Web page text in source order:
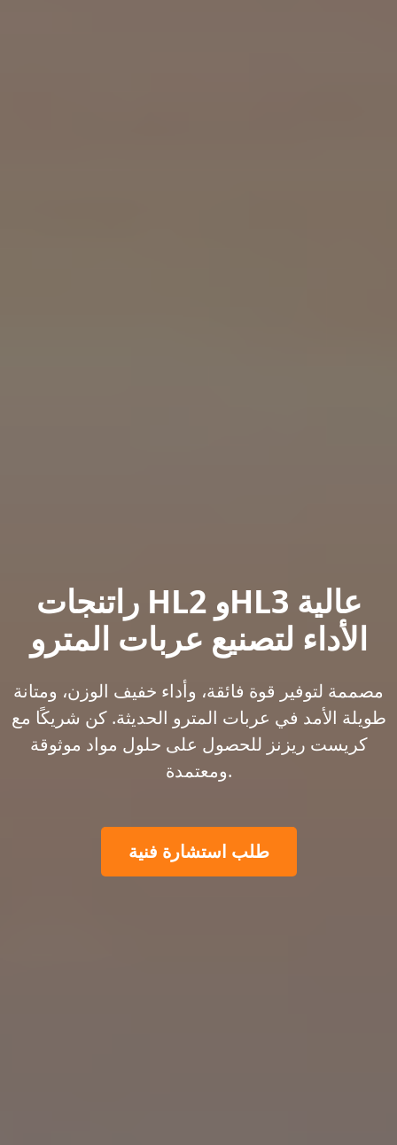
راتنجات HL2 وHL3 عالية
الأداء لتصنيع عربات المترو
مصممة لتوفير قوة فائقة، وأداء خفيف الوزن، ومتانة
طويلة الأمد في عربات المترو الحديثة. كن شريكًا مع
كريست ريزنز للحصول على حلول مواد موثوقة
ومعتمدة.
طلب استشارة فنية